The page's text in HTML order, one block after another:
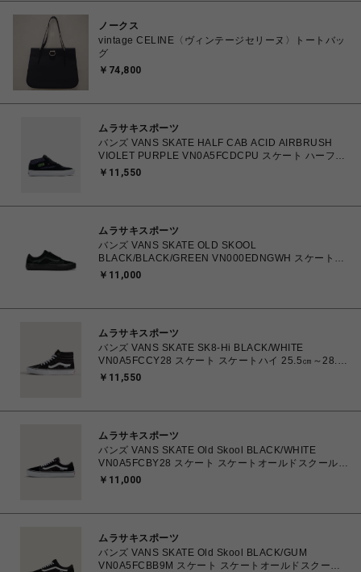
ノークス
vintage CELINE〈ヴィンテージセリーヌ〉トートバッ
グ
￥74,800
ムラサキスポーツ
バンズ VANS SKATE HALF CAB ACID AIRBRUSH
VIOLET PURPLE VN0A5FCDCPU スケート ハーフキ
ャブ 26.0cm～28.0㎝ スニーカー メンズ シューズ
￥11,550
ムラサキスポーツ
バンズ VANS SKATE OLD SKOOL
BLACK/BLACK/GREEN VN000EDNGWH スケートオ
ールドスクール 26.0cm～28.0㎝ スニーカー メンズ シ
￥11,000
ムラサキスポーツ
バンズ VANS SKATE SK8-Hi BLACK/WHITE
VN0A5FCCY28 スケート スケートハイ 25.5㎝～28.0
㎝ スニーカー メンズ シューズ 0194905568090 【送
￥11,550
ムラサキスポーツ
バンズ VANS SKATE Old Skool BLACK/WHITE
VN0A5FCBY28 スケート スケートオールドスクール
23.5㎝～28.0㎝ スニーカー メンズ レディース シュー
￥11,000
ムラサキスポーツ
バンズ VANS SKATE Old Skool BLACK/GUM
VN0A5FCBB9M スケート スケートオールドスクール